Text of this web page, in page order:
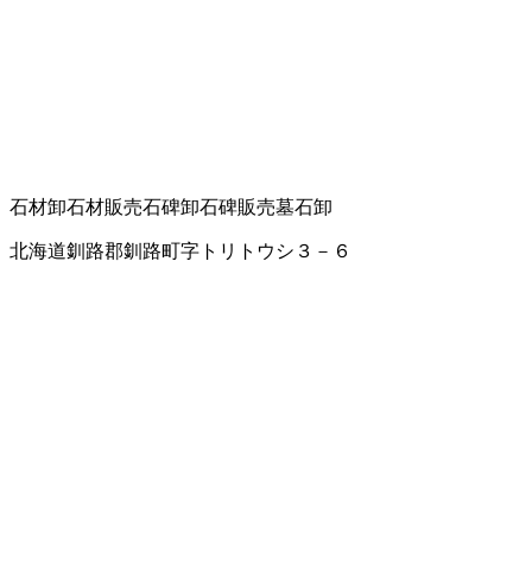
石材卸石材販売石碑卸石碑販売墓石卸
北海道釧路郡釧路町字トリトウシ３－６